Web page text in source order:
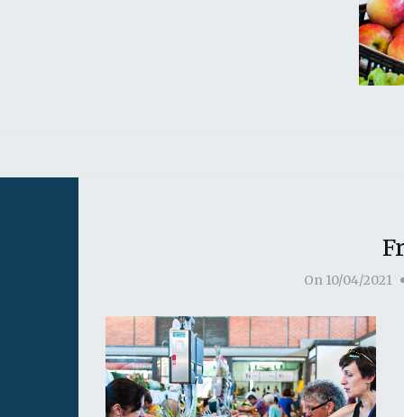
On 10/04/2021